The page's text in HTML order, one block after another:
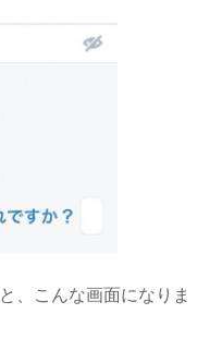
、こんな画面になりま